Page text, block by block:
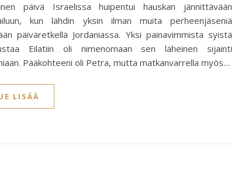
päivä Israelissa huipentui hauskan jännittävään
kun lähdin yksin ilman muita perheenjäseniä
päiväretkellä Jordaniassa. Yksi painavimmista syistä
Eilatiin oli nimenomaan sen läheinen sijainti
Pääkohteeni oli Petra, mutta matkanvarrella myös…
LISÄÄ